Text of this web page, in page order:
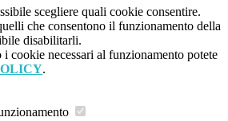
scegliere quali cookie consentire.
che consentono il funzionamento della
disabilitarli.
i cookie necessari al funzionamento potete
.